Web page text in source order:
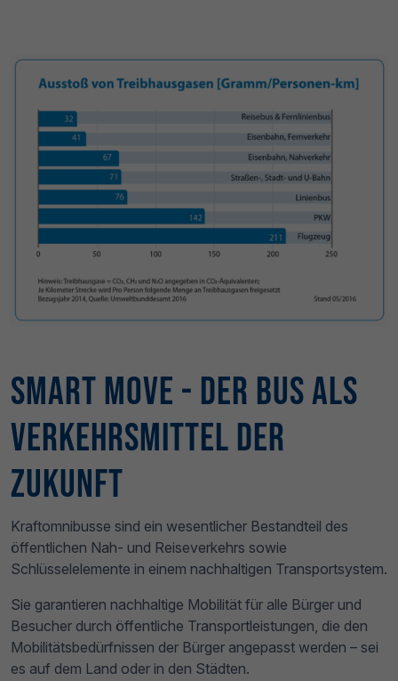
Smart Move - Der Bus als
Verkehrsmittel der
Zukunft
Kraftomnibusse sind ein wesentlicher Bestandteil des
öffentlichen Nah- und Reiseverkehrs sowie
Schlüsselelemente in einem nachhaltigen Transportsystem.
Sie garantieren nachhaltige Mobilität für alle Bürger und
Besucher durch öffentliche Transportleistungen, die den
Mobilitätsbedürfnissen der Bürger angepasst werden – sei
es auf dem Land oder in den Städten.